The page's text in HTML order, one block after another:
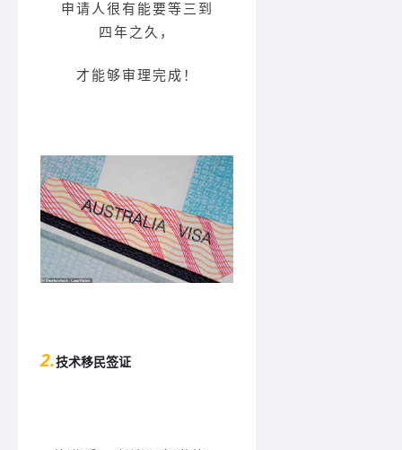
申请人很有能要等三到
四年之久，
才能够审理完成！
2.技术移民签证